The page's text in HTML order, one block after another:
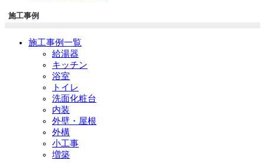
施工事例
施工事例一覧
給湯器
キッチン
浴室
トイレ
洗面化粧台
内装
外壁・屋根
外構
小工事
増築